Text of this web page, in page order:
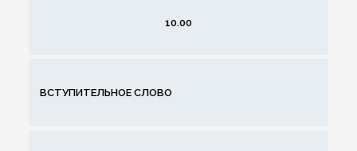
10.00
ВСТУПИТЕЛЬНОЕ СЛОВО